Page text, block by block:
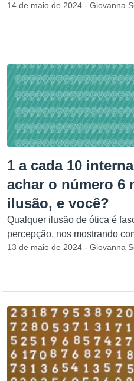
14 de maio de 2024 - Giovanna
1 a cada 10
achar o número 6
ilusão, e você?
Qualquer ilusão de ótica é
percepção, nos mostrando
13 de maio de 2024 - Giovanna